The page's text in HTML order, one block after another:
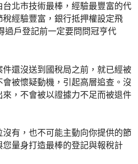
北市技術最棒，經驗最豐富的代
經驗豐富，銀行抵押權設定飛
過戶登記前一定要問問冠亨代
還沒送到國稅局之前，就已經被
被懷疑動機，引起高層追查。沒
，不會被以證據力不足而被退件
有，也不可能主動向你提供的節
量身打造最棒的登記與報稅計